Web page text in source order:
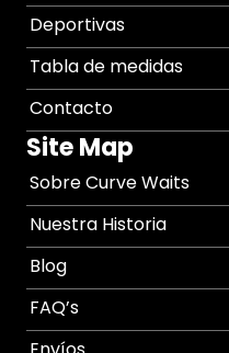
Deportivas
Tabla de medidas
Contacto
Site Map
Sobre Curve Waits
Nuestra Historia
Blog
FAQ’s